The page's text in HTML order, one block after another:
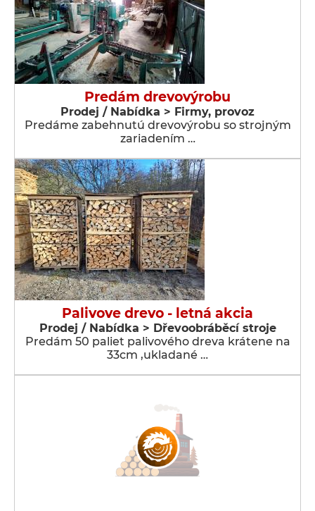
Predám drevovýrobu
Prodej / Nabídka > Firmy, provoz
Predáme zabehnutú drevovýrobu so strojným
zariadením …
Palivove drevo - letná akcia
Prodej / Nabídka > Dřevoobráběcí stroje
Predám 50 paliet palivového dreva krátene na
33cm ,ukladané …